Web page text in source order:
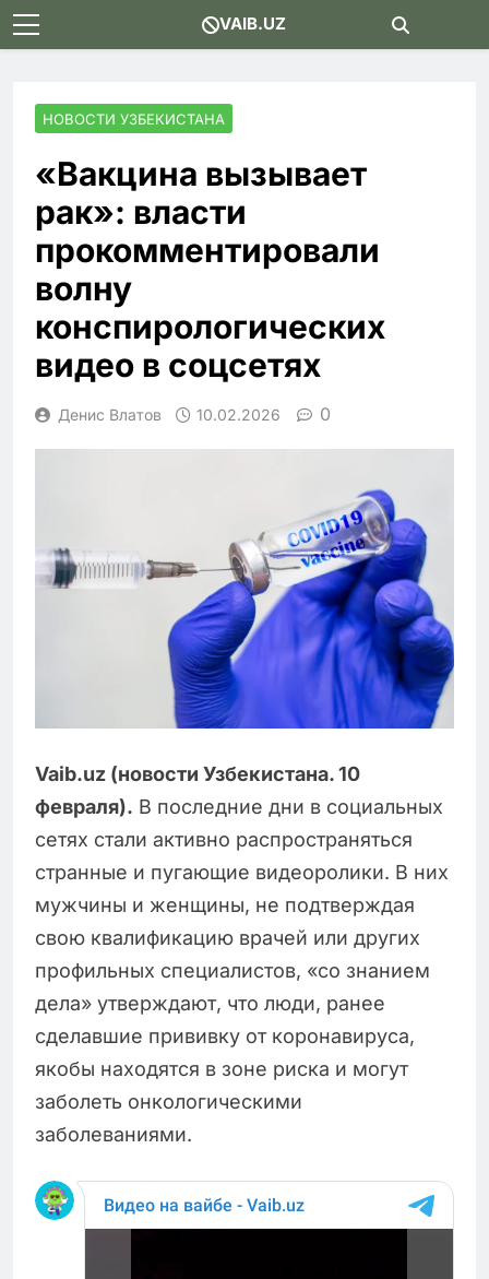
Skip
to
VAIB.UZ
НОВОСТИ УЗБЕКИСТАНА
«Вакцина вызывает
рак»: власти
прокомментировали
волну
конспирологических
видео в соцсетях
Денис Влатов 10.02.2026 0
Vaib.uz (новости Узбекистана. 10
февраля). В последние дни в социальных
сетях стали активно распространяться
странные и пугающие видеоролики. В них
мужчины и женщины, не подтверждая
свою квалификацию врачей или других
профильных специалистов, «со знанием
дела» утверждают, что люди, ранее
сделавшие прививку от коронавируса,
якобы находятся в зоне риска и могут
заболеть онкологическими
заболеваниями.